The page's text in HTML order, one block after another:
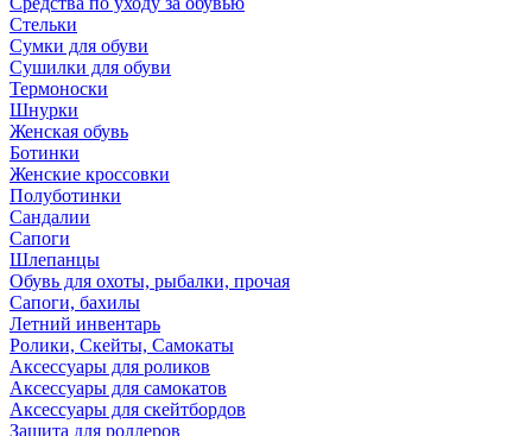
Стельки
Сумки для обуви
Сушилки для обуви
Термоноски
Шнурки
Женская обувь
Ботинки
Женские кроссовки
Полуботинки
Сандалии
Сапоги
Шлепанцы
Обувь для охоты, рыбалки, прочая
Сапоги, бахилы
Летний инвентарь
Ролики, Скейты, Самокаты
Аксессуары для роликов
Аксессуары для самокатов
Аксессуары для скейтбордов
Защита для роллеров